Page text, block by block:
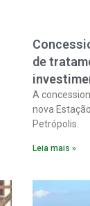
de
A
nova
Petrópolis.
Leia mais »